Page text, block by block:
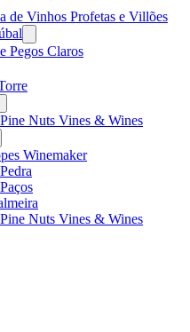
de Vinhos Profetas e Villões
menu
Pegos Claros
menu Nuts Vines & Wines
Winemaker
Nuts Vines & Wines